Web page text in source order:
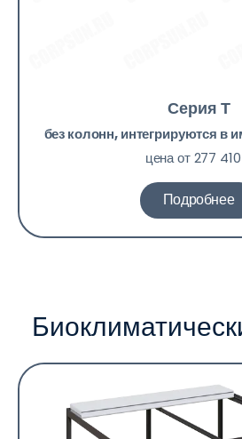
Серия Т
без колонн, интегрируются в
цена от 277
Подробнее